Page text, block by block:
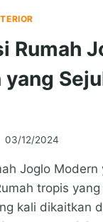
Rumah
03/12/2024
Joglo Modern
tropis
kali dikaitkan